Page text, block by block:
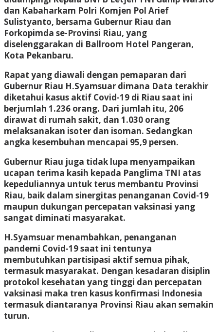
dan Kabaharkam Polri Komjen Pol Arief
Sulistyanto, bersama Gubernur Riau dan
Forkopimda se-Provinsi Riau, yang
diselenggarakan di Ballroom Hotel Pangeran,
Kota Pekanbaru.
Rapat yang diawali dengan pemaparan dari
Gubernur Riau H.Syamsuar dimana Data terakhir
diketahui kasus aktif Covid-19 di Riau saat ini
berjumlah 1.236 orang. Dari jumlah itu, 206
dirawat di rumah sakit, dan 1.030 orang
melaksanakan isoter dan isoman. Sedangkan
angka kesembuhan mencapai 95,9 persen.
Gubernur Riau juga tidak lupa menyampaikan
ucapan terima kasih kepada Panglima TNI atas
kepeduliannya untuk terus membantu Provinsi
Riau, baik dalam sinergitas penanganan Covid-19
maupun dukungan percepatan vaksinasi yang
sangat diminati masyarakat.
H.Syamsuar menambahkan, penanganan
pandemi Covid-19 saat ini tentunya
membutuhkan partisipasi aktif semua pihak,
termasuk masyarakat. Dengan kesadaran disiplin
protokol kesehatan yang tinggi dan percepatan
vaksinasi maka tren kasus konfirmasi Indonesia
termasuk diantaranya Provinsi Riau akan semakin
turun.